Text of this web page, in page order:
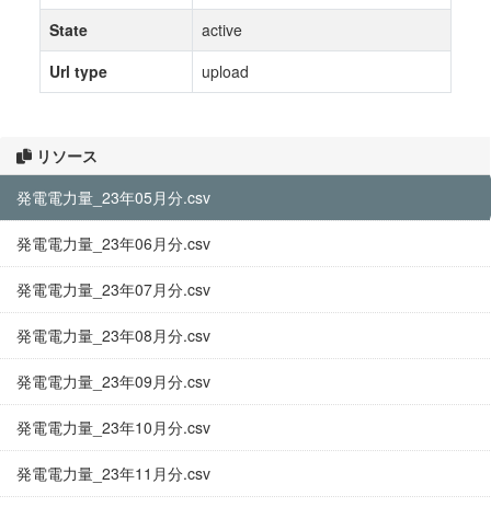
リソース
発電電力量_23年05月分.csv
発電電力量_23年06月分.csv
発電電力量_23年07月分.csv
発電電力量_23年08月分.csv
発電電力量_23年09月分.csv
発電電力量_23年10月分.csv
発電電力量_23年11月分.csv
State
active
Url type
upload